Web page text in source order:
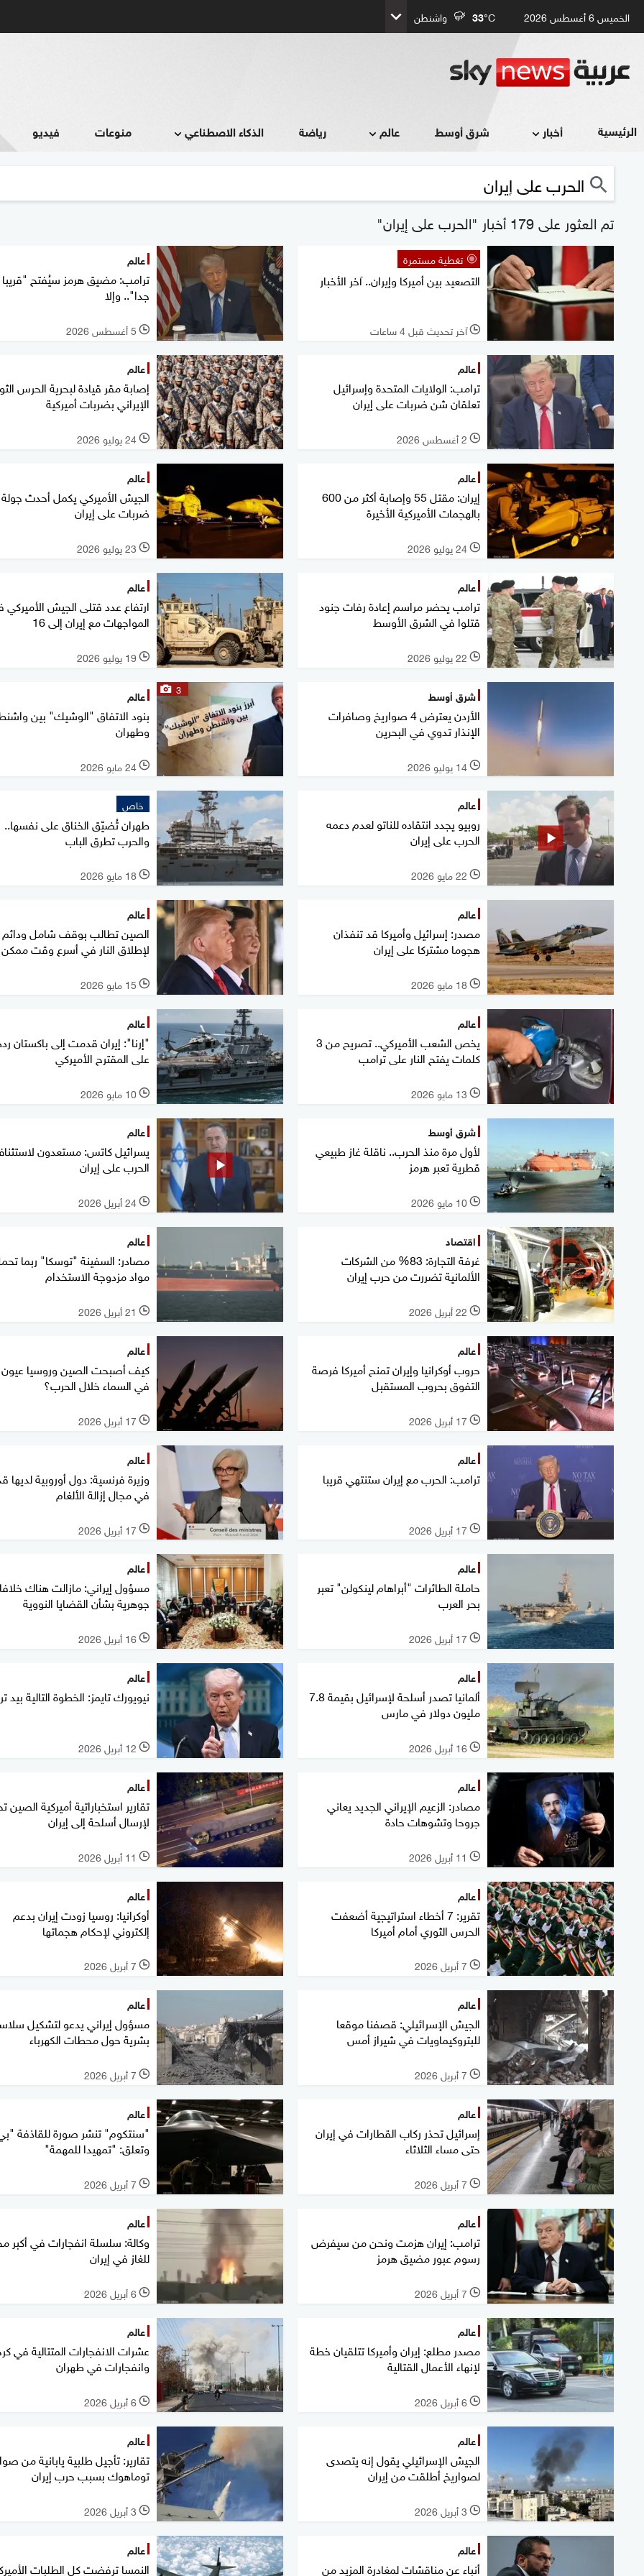
الخميس 6 أغسطس 2026 33°C واشنطن
الرئيسية أخبار شرق أوسط عالم رياضة الذكاء الاصطناعي منوعات فيديو
تم العثور على 179 أخبار "الحرب على إيران"
تغطية مستمرة
التصعيد بين أميركا وإيران.. آخر الأخبار
l آخر تحديث قبل 4 ساعات
عالم
ترامب: مضيق هرمز سيُفتح "قريبا
جدا".. وإلا
l 5 أغسطس 2026
عالم
ترامب: الولايات المتحدة وإسرائيل
تعلقان شن ضربات على إيران
l 2 أغسطس 2026
عالم
إصابة مقر قيادة لبحرية الحرس
الإيراني بضربات أميركية
l 24 يوليو 2026
عالم
إيران: مقتل 55 وإصابة أكثر من 600
بالهجمات الأميركية الأخيرة
l 24 يوليو 2026
عالم
الجيش الأميركي يكمل أحدث جولة
ضربات على إيران
l 23 يوليو 2026
عالم
ترامب يحضر مراسم إعادة رفات جنود
قتلوا في الشرق الأوسط
l 22 يوليو 2026
عالم
ارتفاع عدد قتلى الجيش
المواجهات مع إيران إلى 16
l 19 يوليو 2026
شرق أوسط
الأردن يعترض 4 صواريخ وصافرات
الإنذار تدوي في البحرين
l 14 يوليو 2026
3 عالم
بنود الاتفاق "الوشيك" بين
وطهران
l 24 مايو 2026
عالم
روبيو يجدد انتقاده للناتو لعدم دعمه
الحرب على إيران
l 22 مايو 2026
خاص
طهران تُضيّق الخناق على نفسها..
والحرب تطرق الباب
l 18 مايو 2026
عالم
مصدر: إسرائيل وأميركا قد تنفذان
هجوما مشتركا على إيران
l 18 مايو 2026
عالم
الصين تطالب بوقف شامل ودائم
لإطلاق النار في أسرع وقت ممكن
l 15 مايو 2026
عالم
يخص الشعب الأميركي.. تصريح من 3
كلمات يفتح النار على ترامب
l 13 مايو 2026
عالم
"إرنا": إيران قدمت إلى باكستان
على المقترح الأميركي
l 10 مايو 2026
شرق أوسط
لأول مرة منذ الحرب.. ناقلة غاز طبيعي
قطرية تعبر هرمز
l 10 مايو 2026
عالم
يسرائيل كاتس: مستعدون
الحرب على إيران
l 24 أبريل 2026
اقتصاد
غرفة التجارة: 83% من الشركات
الألمانية تضررت من حرب إيران
l 22 أبريل 2026
عالم
مصادر: السفينة "توسكا" ربما
مواد مزدوجة الاستخدام
l 21 أبريل 2026
عالم
حروب أوكرانيا وإيران تمنح أميركا فرصة
التفوق بحروب المستقبل
l 17 أبريل 2026
عالم
كيف أصبحت الصين وروسيا عيون
في السماء خلال الحرب؟
l 17 أبريل 2026
عالم
ترامب: الحرب مع إيران ستنتهي قريبا
l 17 أبريل 2026
عالم
وزيرة فرنسية: دول أوروبية لديها
في مجال إزالة الألغام
l 17 أبريل 2026
عالم
حاملة الطائرات "أبراهام لينكولن" تعبر
بحر العرب
l 17 أبريل 2026
عالم
مسؤول إيراني: مازالت هناك
جوهرية بشأن القضايا النووية
l 16 أبريل 2026
عالم
ألمانيا تصدر أسلحة لإسرائيل بقيمة 7.8
مليون دولار في مارس
l 16 أبريل 2026
عالم
نيويورك تايمز: الخطوة التالية بيد
l 12 أبريل 2026
عالم
مصادر: الزعيم الإيراني الجديد يعاني
جروحا وتشوهات حادة
l 11 أبريل 2026
عالم
تقارير استخباراتية أميركية الصين
لإرسال أسلحة إلى إيران
l 11 أبريل 2026
عالم
تقرير: 7 أخطاء استراتيجية أضعفت
الحرس الثوري أمام أميركا
l 7 أبريل 2026
عالم
أوكرانيا: روسيا زودت إيران بدعم
إلكتروني لإحكام هجماتها
l 7 أبريل 2026
عالم
الجيش الإسرائيلي: قصفنا موقعا
للبتروكيماويات في شيراز أمس
l 7 أبريل 2026
عالم
مسؤول إيراني يدعو لتشكيل
بشرية حول محطات الكهرباء
l 7 أبريل 2026
عالم
إسرائيل تحذر ركاب القطارات في إيران
حتى مساء الثلاثاء
l 7 أبريل 2026
عالم
وتعلق: "تمهيدا للمهمة"
l 7 أبريل 2026
عالم
ترامب: إيران هزمت ونحن من سيفرض
رسوم عبور مضيق هرمز
l 7 أبريل 2026
عالم
وكالة: سلسلة انفجارات في أكبر
للغاز في إيران
l 6 أبريل 2026
عالم
مصدر مطلع: إيران وأميركا تتلقيان خطة
لإنهاء الأعمال القتالية
l 6 أبريل 2026
عالم
عشرات الانفجارات المتتالية في
وانفجارات في طهران
l 6 أبريل 2026
عالم
الجيش الإسرائيلي يقول إنه يتصدى
لصواريخ أطلقت من إيران
l 3 أبريل 2026
عالم
تقارير: تأجيل طلبية يابانية من
توماهوك بسبب حرب إيران
l 3 أبريل 2026
عالم
أنباء عن مناقشات لمغادرة المزيد من
عالم
النمسا ترفضت كل الطلبات